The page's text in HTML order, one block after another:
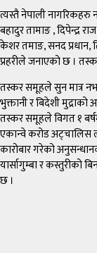
त्यस्तै नेपाली नागरिकहरु
बहादुर तामाङ , दिपेन्द्र
केशर तमाङ, सनद प्रधान,
प्रहरीले जनाएको छ ।
तस्कर समूहले सुन मात्र
भुक्तानी र बिदेशी
तस्कर समूहले विगत १
एकान्वे करोड अट्चालिस
कारोबार गरेको
यार्सागुम्बा र कस्तुरीको
छ ।